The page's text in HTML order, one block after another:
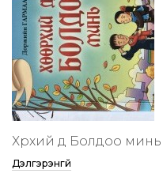
Хөөрхий дөө Болдоо минь
Дэлгэрэнгүй